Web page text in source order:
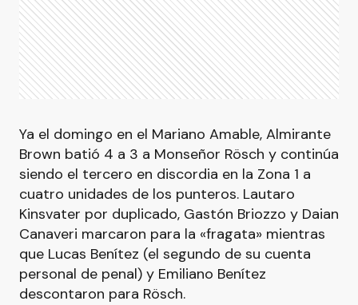
Ya el domingo en el Mariano Amable, Almirante
Brown batió 4 a 3 a Monseñor Rösch y continúa
siendo el tercero en discordia en la Zona 1 a
cuatro unidades de los punteros. Lautaro
Kinsvater por duplicado, Gastón Briozzo y Daian
Canaveri marcaron para la «fragata» mientras
que Lucas Benítez (el segundo de su cuenta
personal de penal) y Emiliano Benítez
descontaron para Rösch.